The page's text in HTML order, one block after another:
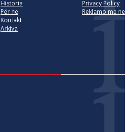
Historia
Për ne
Kontakt
Arkiva
Privacy Policy
Reklamo me ne